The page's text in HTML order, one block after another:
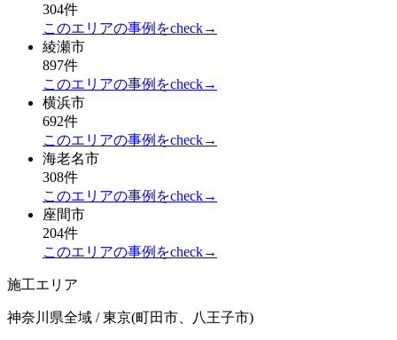
304件
このエリアの事例をcheck→
綾瀬市
897件
このエリアの事例をcheck→
横浜市
692件
このエリアの事例をcheck→
海老名市
308件
このエリアの事例をcheck→
座間市
204件
このエリアの事例をcheck→
施工エリア
神奈川県全域 / 東京(町田市、八王子市)